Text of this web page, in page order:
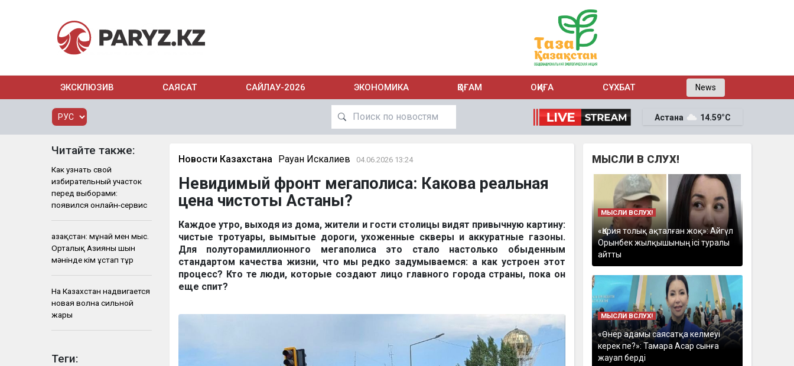
ЭКСКЛЮЗИВ САЯСАТ САЙЛАУ-2026 ЭКОНОМИКА ҚОҒАМ ОҚИҒА СҰХБАТ News
Астана 14.59°C
Читайте также:
Как узнать свой
избирательный участок
перед выборами:
появился онлайн-сервис
Қазақстан: мұнай мен мыс.
Орталық Азияны шын
мәнінде кім ұстап тұр
На Казахстан надвигается
новая волна сильной
жары
Теги:
Новости Казахстана Рауан Искалиев 04.06.2026 13:24
Невидимый фронт мегаполиса: Какова реальная
цена чистоты Астаны?
Каждое утро, выходя из дома, жители и гости столицы видят привычную картину:
чистые тротуары, вымытые дороги, ухоженные скверы и аккуратные газоны.
Для полуторамиллионного мегаполиса это стало настолько обыденным
стандартом качества жизни, что мы редко задумываемся: а как устроен этот
процесс? Кто те люди, которые создают лицо главного города страны, пока он
еще спит?
МЫСЛИ В СЛУХ!
МЫСЛИ ВСЛУХ!
«Қария толық ақталған жоқ»: Айгүл
Орынбек жылқышының ісі туралы
айтты
МЫСЛИ ВСЛУХ!
«Өнер адамы саясатқа келмеуі
керек пе?»: Тамара Асар сынға
жауап берді